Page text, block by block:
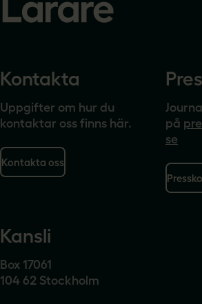
Kontakta
Uppgifter om hur du
kontaktar oss finns här.
Kontakta oss
på
se
Kansli
Box 17061
104 62 Stockholm